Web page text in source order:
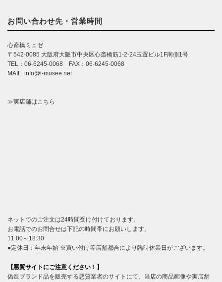
お問い合わせ先・営業時間
心斎橋ミュゼ
〒542-0085 大阪府大阪市中央区心斎橋筋1-2-24玉置ビル1F南側1号
TEL：06-6245-0068 FAX：06-6245-0068
MAIL: info@t-musee.net
≫実店舗はこちら
ネットでのご注文は24時間受け付けております。
お電話でのお問合せは下記の時間帯にお願いします。
11:00～18:30
●定休日：年末年始 ※買い付け等店舗都合により臨時休業日がございます。
【悪質サイトにご注意ください！】
偽造ブランド品を販売する悪質業者のサイトにて、当店の商品画像や実店舗